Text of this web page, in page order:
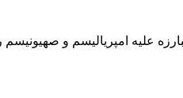
کارگران در مبارزه علیه امپریالیسم